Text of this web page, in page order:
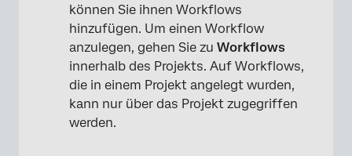
können Sie ihnen Workflows
hinzufügen. Um einen Workflow
anzulegen, gehen Sie zu Workflows
innerhalb des Projekts. Auf Workflows,
die in einem Projekt angelegt wurden,
kann nur über das Projekt zugegriffen
werden.